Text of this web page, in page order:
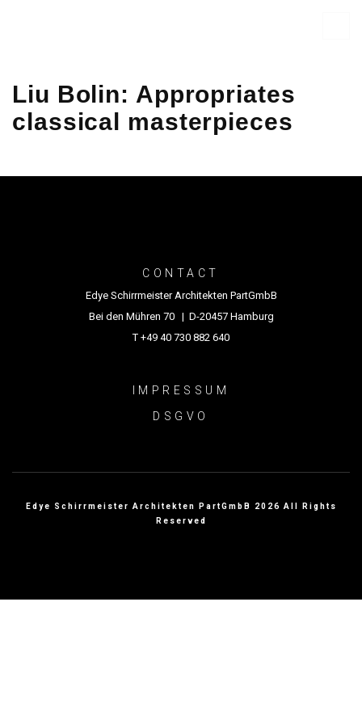
Liu Bolin: Appropriates
classical masterpieces
CONTACT
Edye Schirrmeister Architekten PartGmbB
Bei den Mühren 70 | D-20457 Hamburg
T +49 40 730 882 640
IMPRESSUM
DSGVO
Edye Schirrmeister Architekten PartGmbB 2026 All Rights
Reserved